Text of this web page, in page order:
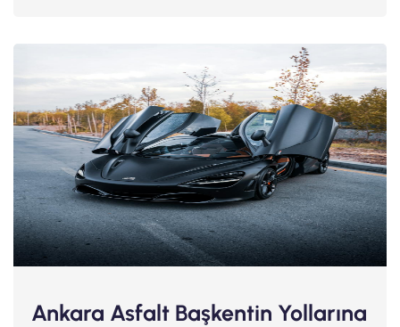
Ankara Asfalt Başkentin Yollarına